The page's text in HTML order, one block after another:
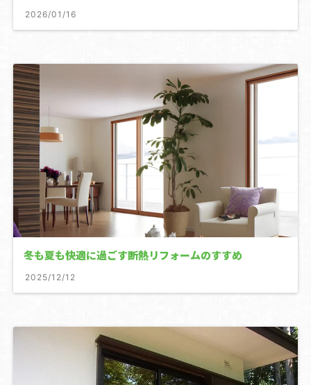
2026/01/16
冬も夏も快適に過ごす断熱リフォームのすすめ
2025/12/12